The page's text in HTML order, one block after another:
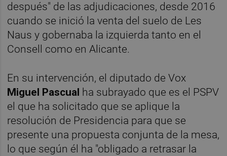
después" de las adjudicaciones, desde 2016
cuando se inició la venta del suelo de Les
Naus y gobernaba la izquierda tanto en el
Consell como en Alicante.
En su intervención, el diputado de Vox
Miguel Pascual ha subrayado que es el PSPV
el que ha solicitado que se aplique la
resolución de Presidencia para que se
presente una propuesta conjunta de la mesa,
lo que según él ha "obligado a retrasar la